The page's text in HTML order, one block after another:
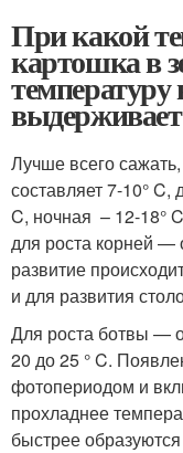
При какой
картошка в
Лучше всего
составляет 7-10° C,
C, ночная – 12-18°
для роста корней —
развитие
и для развития
Для роста ботвы —
20 до 25 ° C.
фотопериодом и
прохладнее
быстрее